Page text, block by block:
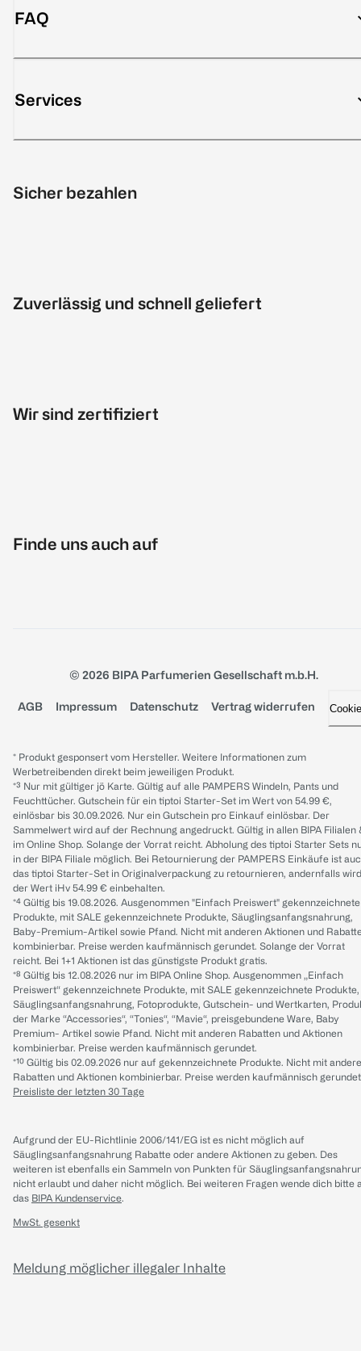
FAQ
Services
Sicher bezahlen
Zuverlässig und schnell geliefert
Wir sind zertifiziert
Finde uns auch auf
© 2026 BIPA Parfumerien Gesellschaft m.b.H.
AGB Impressum Datenschutz Vertrag widerrufen
* Produkt gesponsert vom Hersteller. Weitere Informationen zum
Werbetreibenden direkt beim jeweiligen Produkt.
*³ Nur mit gültiger jö Karte. Gültig auf alle PAMPERS Windeln, Pants und
Feuchttücher. Gutschein für ein tiptoi Starter-Set im Wert von 54.99 €,
einlösbar bis 30.09.2026. Nur ein Gutschein pro Einkauf einlösbar. Der
Sammelwert wird auf der Rechnung angedruckt. Gültig in allen BIPA Filialen
im Online Shop. Solange der Vorrat reicht. Abholung des tiptoi Starter Sets
in der BIPA Filiale möglich. Bei Retournierung der PAMPERS Einkäufe ist
das tiptoi Starter-Set in Originalverpackung zu retournieren, andernfalls wird
der Wert iHv 54.99 € einbehalten.
*⁴ Gültig bis 19.08.2026. Ausgenommen "Einfach Preiswert" gekennzeichnete
Produkte, mit SALE gekennzeichnete Produkte, Säuglingsanfangsnahrung,
Baby-Premium-Artikel sowie Pfand. Nicht mit anderen Aktionen und
kombinierbar. Preise werden kaufmännisch gerundet. Solange der Vorrat
reicht. Bei 1+1 Aktionen ist das günstigste Produkt gratis.
*⁸ Gültig bis 12.08.2026 nur im BIPA Online Shop. Ausgenommen „Einfach
Preiswert“ gekennzeichnete Produkte, mit SALE gekennzeichnete Produkte,
Säuglingsanfangsnahrung, Fotoprodukte, Gutschein- und Wertkarten,
der Marke “Accessories“, “Tonies“, “Mavie“, preisgebundene Ware, Baby
Premium- Artikel sowie Pfand. Nicht mit anderen Rabatten und Aktionen
kombinierbar. Preise werden kaufmännisch gerundet.
*¹⁰ Gültig bis 02.09.2026 nur auf gekennzeichnete Produkte. Nicht mit
Rabatten und Aktionen kombinierbar. Preise werden kaufmännisch
Preisliste der letzten 30 Tage
Aufgrund der EU-Richtlinie 2006/141/EG ist es nicht möglich auf
Säuglingsanfangsnahrung Rabatte oder andere Aktionen zu geben. Des
weiteren ist ebenfalls ein Sammeln von Punkten für
nicht erlaubt und daher nicht möglich. Bei weiteren Fragen wende dich bitte
das BIPA Kundenservice.
MwSt. gesenkt
Meldung möglicher illegaler Inhalte